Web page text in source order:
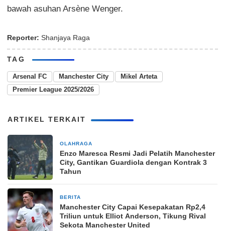
bawah asuhan Arsène Wenger.
Reporter: Shanjaya Raga
TAG
Arsenal FC Manchester City
Mikel Arteta
Premier League 2025/2026
ARTIKEL TERKAIT
OLAHRAGA
Enzo Maresca Resmi Jadi Pelatih Manchester
City, Gantikan Guardiola dengan Kontrak 3
Tahun
BERITA
Manchester City Capai Kesepakatan Rp2,4
Triliun untuk Elliot Anderson, Tikung Rival
Sekota Manchester United